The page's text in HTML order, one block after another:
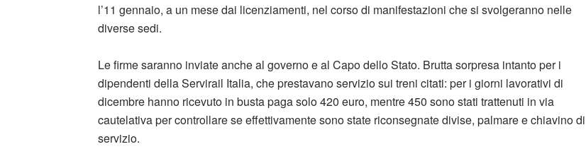
l’11 gennaio, a un mese dai licenziamenti, nel corso di manifestazioni che si svolgeranno nelle
diverse sedi.
Le firme saranno inviate anche al governo e al Capo dello Stato. Brutta sorpresa intanto per i
dipendenti della Servirail Italia, che prestavano servizio sui treni citati: per i giorni lavorativi di
dicembre hanno ricevuto in busta paga solo 420 euro, mentre 450 sono stati trattenuti in via
cautelativa per controllare se effettivamente sono state riconsegnate divise, palmare e chiavino di
servizio.